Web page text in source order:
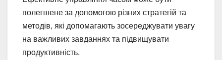
полегшене за допомогою різних стратегій та
методів, які допомагають зосереджувати увагу
на важливих завданнях та підвищувати
продуктивність.